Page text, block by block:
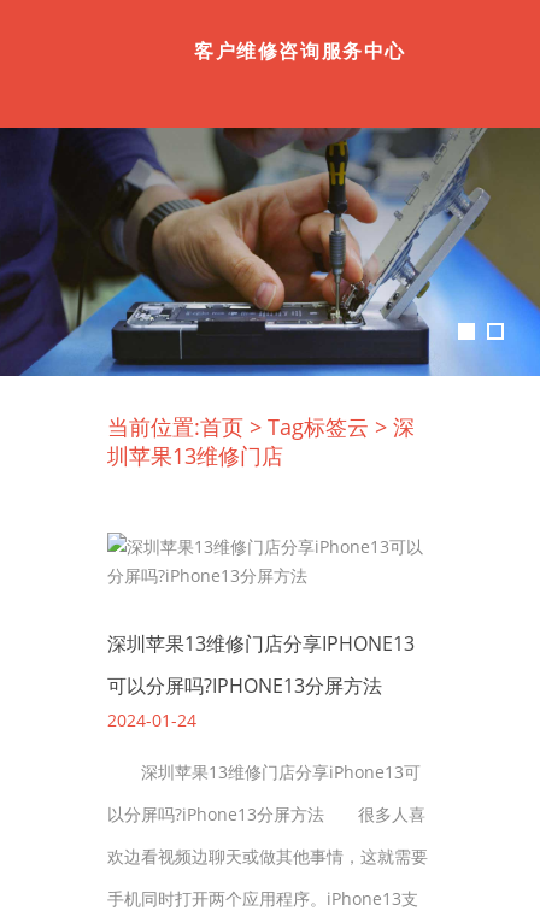
客户维修咨询服务中心
当前位置:首页 > Tag标签云 > 深
圳苹果13维修门店
深圳苹果13维修门店分享IPHONE13
可以分屏吗?IPHONE13分屏方法
2024-01-24
深圳苹果13维修门店分享iPhone13可
以分屏吗?iPhone13分屏方法 很多人喜
欢边看视频边聊天或做其他事情，这就需要
手机同时打开两个应用程序。iPhone13支